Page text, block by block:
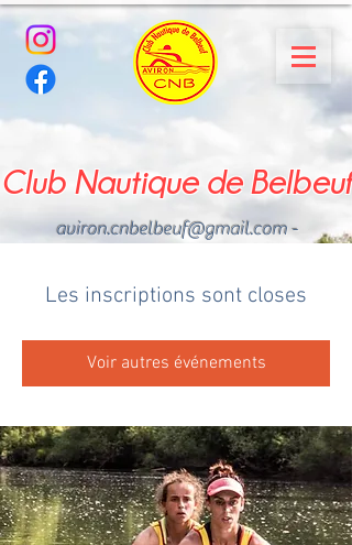
Club Nautique de Belbeuf
aviron.cnbelbeuf@gmail.com-
Les inscriptions sont closes
Voir autres événements